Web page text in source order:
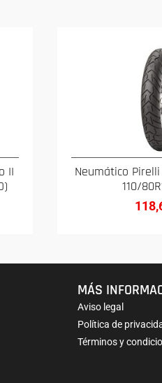
II
Neumático
110/
MÁS
Aviso legal
Política de
Términos y